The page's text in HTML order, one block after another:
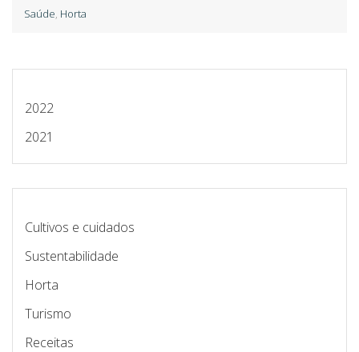
Saúde, Horta
2022
2021
Cultivos e cuidados
Sustentabilidade
Horta
Turismo
Receitas